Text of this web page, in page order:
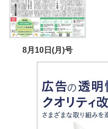
8月10日(月)号